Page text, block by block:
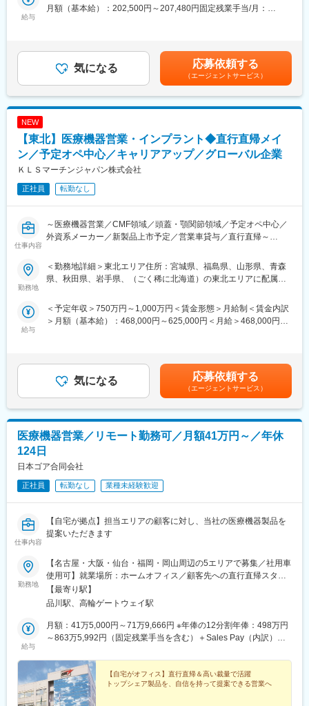
（3）海外の大手優良企業とのアライアンスにより、検体検査自動
と実績により「A＆Tブランド」を確立
（5）最近では、スマートグラスを導入し、社員のメガネにつけた
カメラ・画像により、オンラインでフォローできる体制を構築中
変更の範囲：会社の定める業務
◎訪問先：国公立および主要私立病院のドクターやスタッフ
◎提案する商品：
・脊椎インプラントなど手術用高価格製品
└側弯症と呼ばれる背骨・脊椎疾患の治療手術に使用され、患者
◎新規と既存の割合：半分ずつ
※学会参加後の問い合わせ経由でドクターとのアポイントを取得し
※飛び込みやテレアポもありますが、どこを狙うか戦略を立てて開
★お取引に繋がった顧客は長期的にご担当していただきます。
★初めのうちは新規の営業が中心となりますが、徐々に既存営業
導入を進めていきます。
りします。自ら販売した商品がどのように使われているか見るこ
とができる、医療機器営業ならではの業務です。
※平均的に週1～3回の手術立ち会いが発生します。
（7～8月は子供の症例が増えるため繁忙期となり、毎日立ち会い
が発生する可能性もあります）
座学研修を行います。
を経験していただきます。
■評価について：
・月間売上が評価指標となります。売上と連動して年収が決まる
※インセンティブ支給ではなく月給が上がるため、1か月ごとに収
入が大きくバラつくこともありません。
変更の範囲：会社の定める業務
給与
月額（基本給）：202,500円～207,480円固定残業手当/月：
機器業界経験者は別途考慮※初年度以降は適正に応じ、評価・月収
の見直しを行っていきます。賃金はあくまでも目安の金額であ
り、選考を通じて上下する可能性があります。月給(月額)は固定手
当を含めた表記です。
気になる 応募依頼する
（エージェントサービス）
NEW
【東北】医療機器営業・インプラント◆直行直帰メイ
ン／予定オペ中心／キャリアアップ／グローバル企業
ＫＬＳマーチンジャパン株式会社
正社員 転勤なし
仕事内容
～医療機器営業／CMF領域／頭蓋・顎関節領域／予定オペ中心／
外資系メーカー／新製品上市予定／営業車貸与／直行直帰～
南ドイツに本社を持つ医療機器メーカーの日本法人です。同企業
は日本での設立から30年を迎え、現在ビジネスモデルの変換期に
目指すメンバーとして、日本市場における製品の普及と今後控え
る製品群の Pre-launch sales activities 関連する業務に従事頂きま
・大学病院や基幹病院を中心に、頭蓋・顎関節領域のインプラン
ト製品（チタン・吸収性プレート）の提案
・医師や医局との関係構築、症例に応じた製品選定・提案
・既存顧客対応中心、売上拡大に向けた新規顧客開拓も実施
・学会や医局説明会での情報提供、ワークショップ対応
・手術立ち合い（予定オペ中心、緊急・夜間・突発的な休日対応
・注文後、ロジスティクスやカスタマーサポートと連携し納品ま
で調整
・製品知識習得のため参考書・社内資料を活用し、OJTや年2回の
■業務の魅力
競合製品との差別化や新製品上市により、提案の幅が広がる環境
予定オペ中心で働きやすく、専門性を深めながら医療現場に貢献
できます。
■担当エリア
東北エリアの担当、メインは宮城県を想定。
一部福島県、山形県、秋田県、青森県、岩手県（出張ベースでで
北海道）近隣エリアも担当いただきます。営業車は1人1台貸与さ
■部署構成
東日本エリアマネージャー：１名
東日本エリアメンバー：５名
勤務地
＜勤務地詳細＞東北エリア住所：宮城県、福島県、山形県、青森
県、秋田県、岩手県、（ごく稀に北海道）の東北エリアに配属に
事業所（リモートワーク含む）
給与
＜予定年収＞750万円～1,000万円＜賃金形態＞月給制＜賃金内訳
＞月額（基本給）：468,000円～625,000円＜月給＞468,000円～
ージャーポジションの場合は管理監督者扱いになります賃金はあ
くまでも目安の金額であり、選考を通じて上下する可能性があり
ます。月給(月額)は固定手当を含めた表記です。
気になる 応募依頼する
（エージェントサービス）
医療機器営業／リモート勤務可／月額41万円～／年休
124日
日本ゴア合同会社
正社員 転勤なし 業種未経験歓迎
仕事内容
【自宅が拠点】担当エリアの顧客に対し、当社の医療機器製品を
提案いただきます
勤務地
【名古屋・大阪・仙台・福岡・岡山周辺の5エリアで募集／社用車
使用可】就業場所：ホームオフィス／顧客先への直行直帰スタイ
ル(1)名古屋エリア愛知県、岐阜県、福井県、三重県(2)大阪エリア
滋賀県、京都府、大阪府、兵庫県、奈良県、和歌山県(3)仙台エリ
件をチームで担当(4)福岡エリア福岡県、大分県、佐賀県、熊本
県、長崎県、宮崎県、鹿児島県、沖縄県(5)岡山エリア鳥取県、島
です。◎社用車での訪問が可能です◎訪問のない日は在宅勤務と
なります◎研修、社内の打ち合わせ、イベント等で出社が発生す
る可能性がございます◎転勤は基本ありません本社：東京都港区
港南1-8-15 Wビル14F受動喫煙対策：敷地内全面禁煙
【最寄り駅】
品川駅、高輪ゲートウェイ駅
給与
月額：41万5,000円～71万9,666円 ※年俸の12分割年俸：498万円
～863万5,992円（固定残業手当を含む）＋Sales Pay（内訳）年
3,000円（12時間分）※超過した時間外労働の残業手当は追加支給
◎Sales Pay：年額（基本給）の10％支給あり
【自宅がオフィス】直行直帰＆高い裁量で活躍
トップシェア製品を、自信を持って提案できる営業へ